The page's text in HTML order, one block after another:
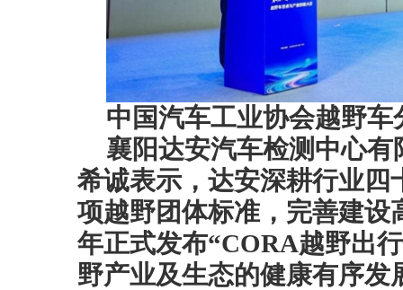
中国汽车工业协会越野车
襄阳达安汽车检测中心
希诚表示，达安深耕行业
项越野团体标准，完善建
年正式发布“CORA越野出
野产业及生态的健康有序发